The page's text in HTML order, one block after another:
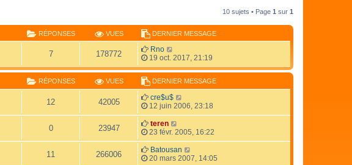
10 sujets • Page 1 sur 1
RÉPONSES VUES DERNIER MESSAGE
7 178772
Rno
19 oct. 2017, 21:19
RÉPONSES VUES DERNIER MESSAGE
12 42005
cre$u$
12 juin 2006, 23:18
0 23947
teren
23 févr. 2005, 16:22
11 266006
Batousan
20 mars 2007, 14:05